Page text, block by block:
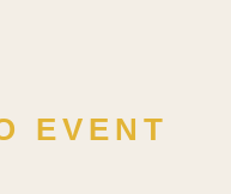
EVENT